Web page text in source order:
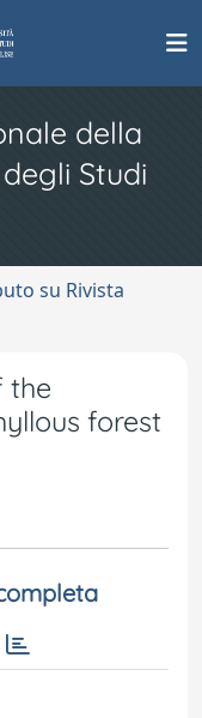
della
Studi
su Rivista
the
forest